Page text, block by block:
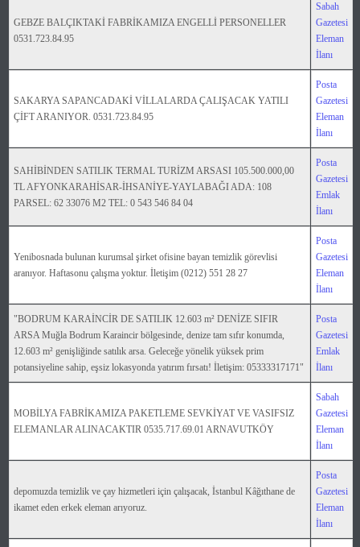
GEBZE BALÇIKTAKİ FABRİKAMIZA ENGELLİ PERSONELLER
0531.723.84.95
Sabah
Gazetesi
Eleman
İlanı
SAKARYA SAPANCADAKİ VİLLALARDA ÇALIŞACAK YATILI
ÇİFT ARANIYOR. 0531.723.84.95
Posta
Gazetesi
Eleman
İlanı
SAHİBİNDEN SATILIK TERMAL TURİZM ARSASI 105.500.000,00
TL AFYONKARAHİSAR-İHSANİYE-YAYLABAĞI ADA: 108
PARSEL: 62 33076 M2 TEL: 0 543 546 84 04
Posta
Gazetesi
Emlak
İlanı
Yenibosnada bulunan kurumsal şirket ofisine bayan temizlik görevlisi
aranıyor. Haftasonu çalışma yoktur. İletişim (0212) 551 28 27
Posta
Gazetesi
Eleman
İlanı
"BODRUM KARAİNCİR DE SATILIK 12.603 m² DENİZE SIFIR
ARSA Muğla Bodrum Karaincir bölgesinde, denize tam sıfır konumda,
12.603 m² genişliğinde satılık arsa. Geleceğe yönelik yüksek prim
potansiyeline sahip, eşsiz lokasyonda yatırım fırsatı! İletişim: 05333317171"
Posta
Gazetesi
Emlak
İlanı
MOBİLYA FABRİKAMIZA PAKETLEME SEVKİYAT VE VASIFSIZ
ELEMANLAR ALINACAKTIR 0535.717.69.01 ARNAVUTKÖY
Sabah
Gazetesi
Eleman
İlanı
depomuzda temizlik ve çay hizmetleri için çalışacak, İstanbul Kâğıthane de
ikamet eden erkek eleman arıyoruz.
Posta
Gazetesi
Eleman
İlanı